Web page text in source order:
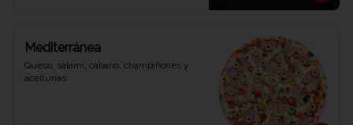
Mediterránea
Queso, salamí, cabano, champiñones y
aceitunas.